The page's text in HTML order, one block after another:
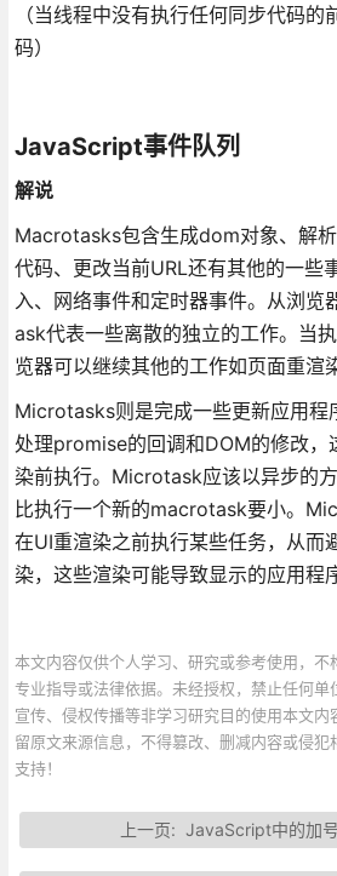
（当线程中没有执行任何同步代码
码）
JavaScript事件队列
解说
Macrotasks包含生成dom对象、解
代码、更改当前URL还有其他的一些
入、网络事件和定时器事件。从浏
ask代表一些离散的独立的工作。当
览器可以继续其他的工作如页面重渲
Microtasks则是完成一些更新应用程
处理promise的回调和DOM的修改，
染前执行。Microtask应该以异步的
比执行一个新的macrotask要小。
在UI重渲染之前执行某些任务，从而
染，这些渲染可能导致显示的应用程
本文内容仅供个人学习、研究或参考使用，不
专业指导或法律依据。未经授权，禁止任何单
宣传、侵权传播等非学习研究目的使用本文
留原文来源信息，不得篡改、删减内容或侵犯
支持！
上一页:JavaScript中的加